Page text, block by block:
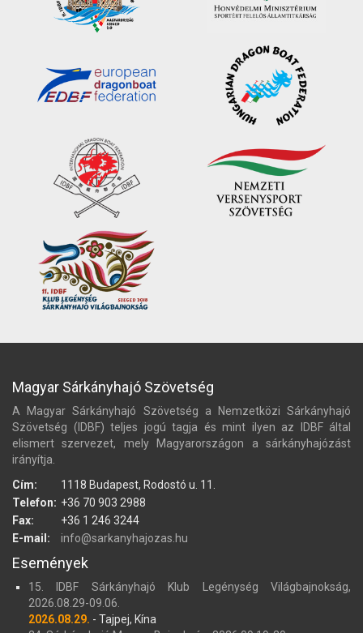
Magyar Sárkányhajó Szövetség
A Magyar Sárkányhajó Szövetség a Nemzetközi Sárkányhajó
Szövetség (IDBF) teljes jogú tagja és mint ilyen az IDBF által
elismert szervezet, mely Magyarországon a sárkányhajózást
irányítja.
Cím:
1118 Budapest, Rodostó u. 11.
Telefon: +36 70 903 2988
Fax:
+36 1 246 3244
E-mail:
info@sarkanyhajozas.hu
Események
15. IDBF Sárkányhajó Klub Legénység Világbajnokság,
2026.08.29-09.06.
2026.08.29. - Tajpej, Kína